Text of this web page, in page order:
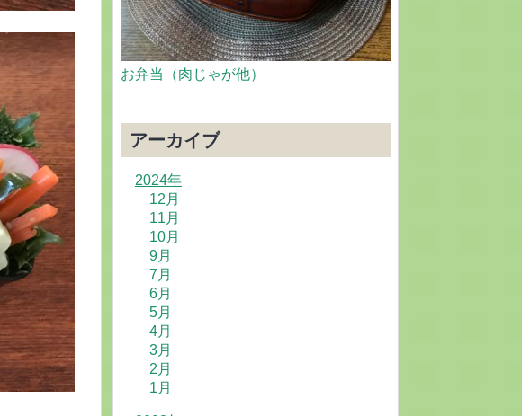
お弁当（肉じゃが他）
アーカイブ
2024年
12月
11月
10月
9月
7月
6月
5月
4月
3月
2月
1月